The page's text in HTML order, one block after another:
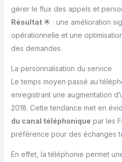
gérer le flux des appels et
Résultat🌟 : une amélioration
opérationnelle et une
des demandes.
La personnalisation du service
Le temps moyen passé au
enregistrant une augmentation
2018. Cette tendance met en
du canal téléphonique par les
préférence pour des échanges
En effet, la téléphonie permet